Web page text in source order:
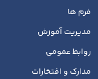
فرم ها
مدیریت آموزش
روابط عمومی
مدارک و افتخارات